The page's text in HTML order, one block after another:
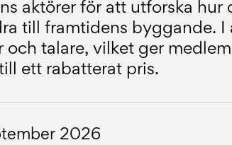
aktörer för att utforska hur
till framtidens byggande. I
och talare, vilket ger
ett rabatterat pris.
2026